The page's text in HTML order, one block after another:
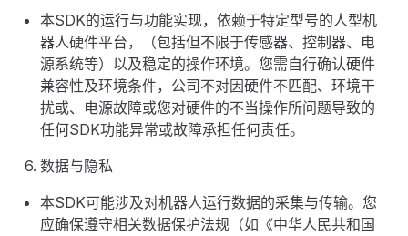
本SDK的运行与功能实现，依赖于特定型号的人型机
器人硬件平台，（包括但不限于传感器、控制器、电
源系统等）以及稳定的操作环境。您需自行确认硬件
兼容性及环境条件，公司不对因硬件不匹配、环境干
扰或、电源故障或您对硬件的不当操作所问题导致的
任何SDK功能异常或故障承担任何责任。
数据与隐私
本SDK可能涉及对机器人运行数据的采集与传输。您
应确保遵守相关数据保护法规（如《中华人民共和国